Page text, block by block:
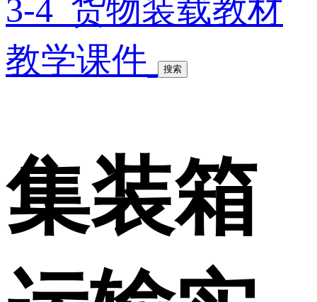
3-4_货物装载教材
教学课件
搜索
集装箱